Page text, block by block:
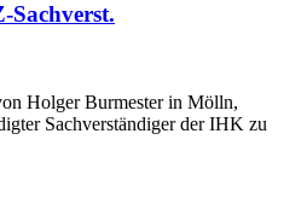
Sachverst.
Holger Burmester in Mölln,
Sachverständiger der IHK zu